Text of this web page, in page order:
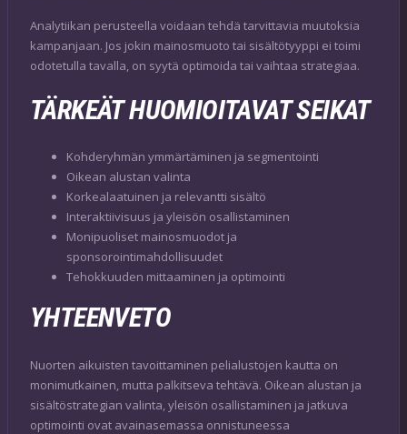
Analytiikan perusteella voidaan tehdä tarvittavia muutoksia
kampanjaan. Jos jokin mainosmuoto tai sisältötyyppi ei toimi
odotetulla tavalla, on syytä optimoida tai vaihtaa strategiaa.
TÄRKEÄT HUOMIOITAVAT SEIKAT
Kohderyhmän ymmärtäminen ja segmentointi
Oikean alustan valinta
Korkealaatuinen ja relevantti sisältö
Interaktiivisuus ja yleisön osallistaminen
Monipuoliset mainosmuodot ja
sponsorointimahdollisuudet
Tehokkuuden mittaaminen ja optimointi
YHTEENVETO
Nuorten aikuisten tavoittaminen pelialustojen kautta on
monimutkainen, mutta palkitseva tehtävä. Oikean alustan ja
sisältöstrategian valinta, yleisön osallistaminen ja jatkuva
optimointi ovat avainasemassa onnistuneessa